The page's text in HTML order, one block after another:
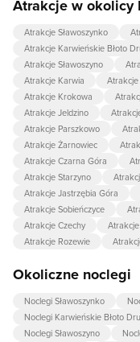
Atrakcje w okolicy
Atrakcje Sławoszynko
Atrakcje Karwieńskie Błoto
Atrakcje Sławoszyno
Atrakcje Karwia
Atrakcje Krokowa
Atrakcje Jeldzino
Atrakcje Parszkowo
Atrakcje Żarnowiec
Atrakcje Czarna Góra
Atrakcje Starzyno
Atrakcje Jastrzębia Góra
Atrakcje Sobieńczyce
Atrakcje Czechy
Atrakcje Rozewie
Okoliczne noclegi
Noclegi Sławoszynko
Noclegi Karwieńskie Błoto
Noclegi Sławoszyno